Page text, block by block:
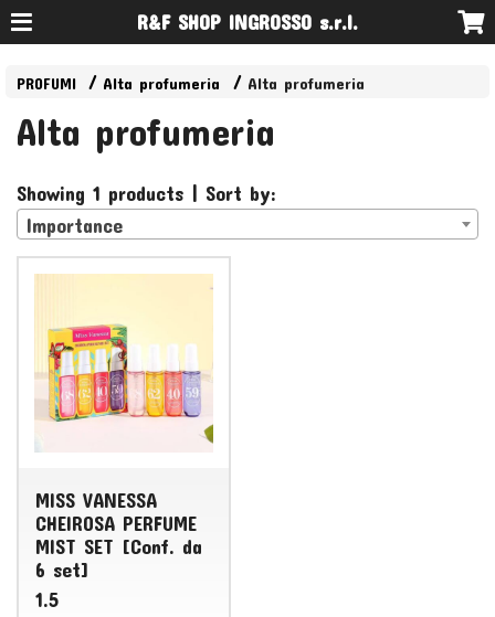
R&F SHOP INGROSSO s.r.l.
PROFUMI Alta profumeria Alta profumeria
Alta profumeria
Showing 1 products | Sort by:
Importance
MISS VANESSA
CHEIROSA PERFUME
MIST SET [Conf. da
6 set]
1.5